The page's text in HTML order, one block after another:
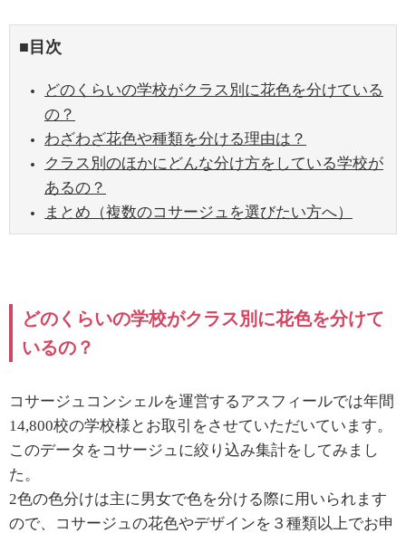
■目次
どのくらいの学校がクラス別に花色を分けている
の？
わざわざ花色や種類を分ける理由は？
クラス別のほかにどんな分け方をしている学校が
あるの？
まとめ（複数のコサージュを選びたい方へ）
どのくらいの学校がクラス別に花色を分けて
いるの？
コサージュコンシェルを運営するアスフィールでは年間
14,800校の学校様とお取引をさせていただいています。
このデータをコサージュに絞り込み集計をしてみまし
た。
2色の色分けは主に男女で色を分ける際に用いられます
ので、コサージュの花色やデザインを３種類以上でお申